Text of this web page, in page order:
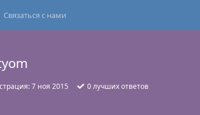
Связаться с нами
7 ноя 2015 0лучших ответов